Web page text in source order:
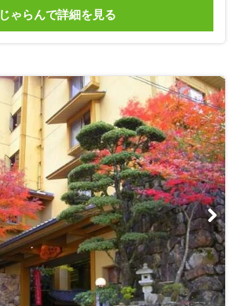
じゃらんで詳細を見る